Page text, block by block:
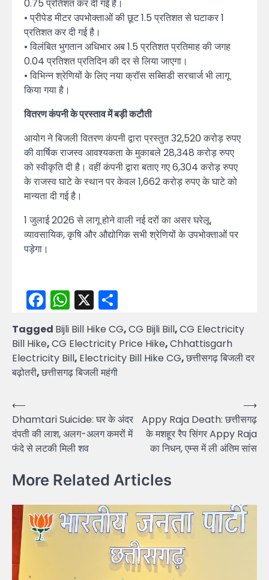
0.75 प्रतिशत कर दी गई है।
• प्रीपेड मीटर उपभोक्ताओं की छूट 1.5 प्रतिशत से घटाकर 1
प्रतिशत कर दी गई है।
• विलंबित भुगतान अधिभार अब 1.5 प्रतिशत प्रतिमाह की जगह
0.04 प्रतिशत प्रतिदिन की दर से लिया जाएगा।
• विभिन्न श्रेणियों के लिए नया क्रॉस सब्सिडी सरचार्ज भी लागू
किया गया है।
वितरण कंपनी के प्रस्ताव में बड़ी कटौती
आयोग ने बिजली वितरण कंपनी द्वारा प्रस्तुत 32,520 करोड़ रुपए
की वार्षिक राजस्व आवश्यकता के मुकाबले 28,348 करोड़ रुपए
को स्वीकृति दी है। वहीं कंपनी द्वारा बताए गए 6,304 करोड़ रुपए
के राजस्व घाटे के स्थान पर केवल 1,662 करोड़ रुपए के घाटे को
मान्यता दी गई है।
1 जुलाई 2026 से लागू होने वाली नई दरों का असर घरेलू,
व्यावसायिक, कृषि और औद्योगिक सभी श्रेणियों के उपभोक्ताओं पर
पड़ेगा।
Facebook
WhatsApp
X
Tagged Bijli Bill Hike CG,CG Bijli Bill,CG Electricity
Bill Hike,CG Electricity Price Hike,Chhattisgarh
Electricity Bill, Electricity Bill Hike CG,छत्तीसगढ़ बिजली दर
बढ़ोतरी,छत्तीसगढ़ बिजली महंगी
Post
navigation
⟵
Dhamtari Suicide: घर के अंदर
दंपती की लाश, अलग-अलग कमरों में
फंदे से लटकी मिली शव
Appy Raja Death: छत्तीसगढ़
के मशहूर रैप सिंगर Appy Raja
का निधन, एम्स में ली अंतिम सांस
⟶
More Related Articles